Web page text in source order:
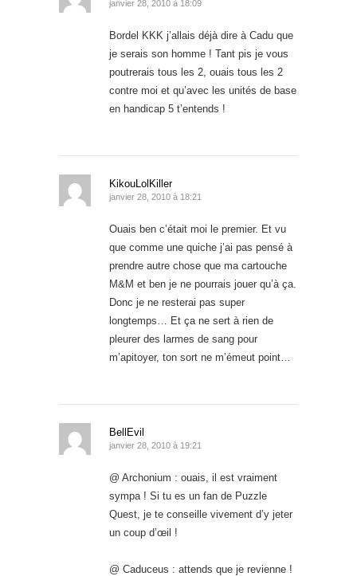
janvier 28, 2010 à 18:09
Bordel KKK j’allais déjà dire à Cadu que
je serais son homme ! Tant pis je vous
poutrerais tous les 2, ouais tous les 2
contre moi et qu’avec les unités de base
en handicap 5 t’entends !
KikouLolKiller
janvier 28, 2010 à 18:21
Ouais ben c’était moi le premier. Et vu
que comme une quiche j’ai pas pensé à
prendre autre chose que ma cartouche
M&M et ben je ne pourrais jouer qu’à ça.
Donc je ne resterai pas super
longtemps… Et ça ne sert à rien de
pleurer des larmes de sang pour
m’apitoyer, ton sort ne m’émeut point…
BellEvil
janvier 28, 2010 à 19:21
@ Archonium : ouais, il est vraiment
sympa ! Si tu es un fan de Puzzle
Quest, je te conseille vivement d’y jeter
un coup d’œil !
@ Caduceus : attends que je revienne !